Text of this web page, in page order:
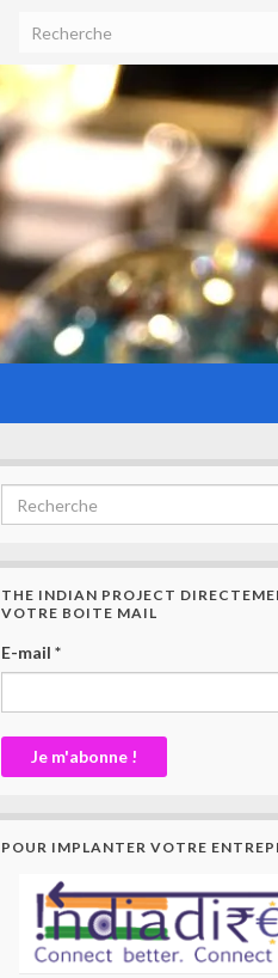
THE INDIAN PROJECT
VOTRE BOITE MAIL
E-mail *
POUR IMPLANTER VOTRE